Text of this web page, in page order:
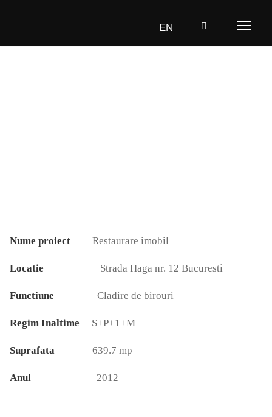
EN
Nume proiect ‎‎ Restaurare imobil
Locatie Strada Haga nr. 12 Bucuresti
Functiune Cladire de birouri
Regim Inaltime S+P+1+M
Suprafata 639.7 mp
Anul 2012